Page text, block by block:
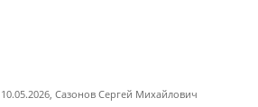
10.05.2026, Сазонов Сергей Михайлович